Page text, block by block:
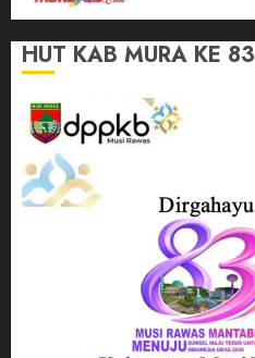
HUT KAB MURA KE 83